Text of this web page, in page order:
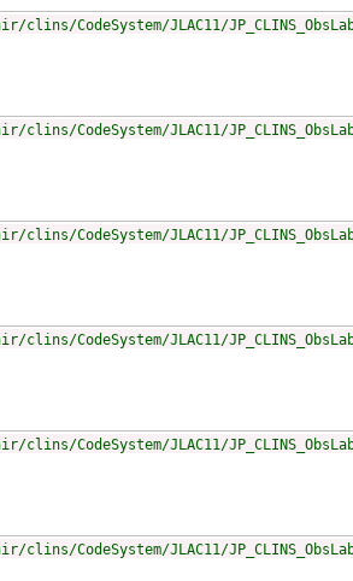
CodeSystem/JLAC11/
CodeSystem/JLAC11/
CodeSystem/JLAC11/
CodeSystem/JLAC11/
CodeSystem/JLAC11/
CodeSystem/JLAC11/